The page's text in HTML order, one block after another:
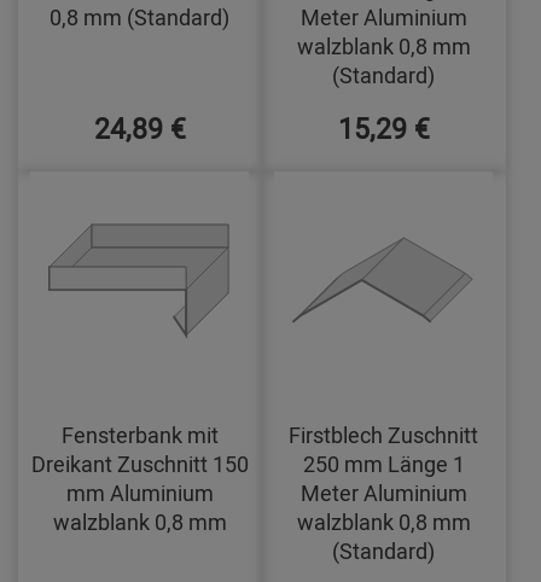
0,8 mm (Standard)
24,89 €
Meter Aluminium
walzblank 0,8 mm
(Standard)
15,29 €
Fensterbank mit
Dreikant Zuschnitt 150
mm Aluminium
walzblank 0,8 mm
Firstblech Zuschnitt
250 mm Länge 1
Meter Aluminium
walzblank 0,8 mm
(Standard)